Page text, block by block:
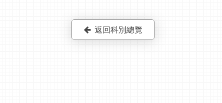
返回科別總覽